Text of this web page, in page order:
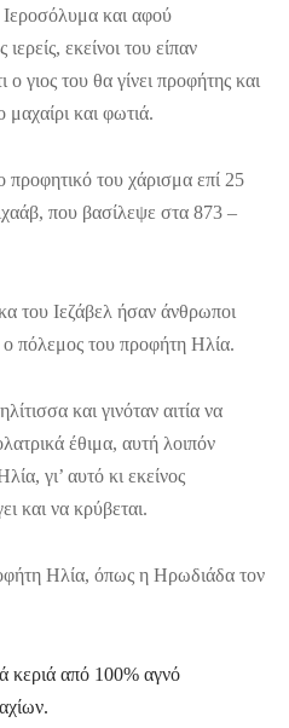
και αφού
εκείνοι του είπαν
γιος του θα γίνει προφήτης και
μαχαίρι και φωτιά.
του χάρισμα επί 25
που βασίλεψε στα 873 –
του Ιεζάβελ ήσαν άνθρωποι
ο πόλεμος του προφήτη Ηλία.
και γινόταν αιτία να
έθιμα, αυτή λοιπόν
γι’ αυτό κι εκείνος
και να κρύβεται.
Ηλία, όπως η Ηρωδιάδα τον